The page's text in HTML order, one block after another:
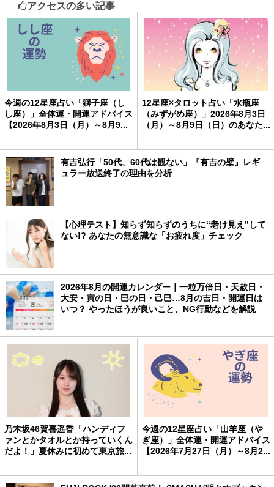
アクセスの多い記事
今週の12星座占い「獅子座（し
し座）」全体運・開運アドバイス
【2026年8月3日（月）～8月9...
12星座×タロット占い「水瓶座
（みずがめ座）」2026年8月3日
（月）～8月9日（日）のあなた...
有吉弘行「50代、60代は観ない」『有吉の壁』レギ
ュラー放送終了の理由を分析
【心理テスト】知らず知らずのうちに“老け見え”して
ない!? あなたの無意識な「お疲れ度」チェック
2026年8月の開運カレンダー｜一粒万倍日・天赦日・
大安・寅の日・巳の日・己巳…8月の吉日・開運日は
いつ？ やったほうが良いこと、NG行動などを解説
乃木坂46賀喜遥香「ハンディフ
ァンとかタオルとか持っていくん
だよ！」夏休みに初めて東京旅...
今週の12星座占い「山羊座（や
ぎ座）」全体運・開運アドバイス
【2026年7月27日（月）～8月2...